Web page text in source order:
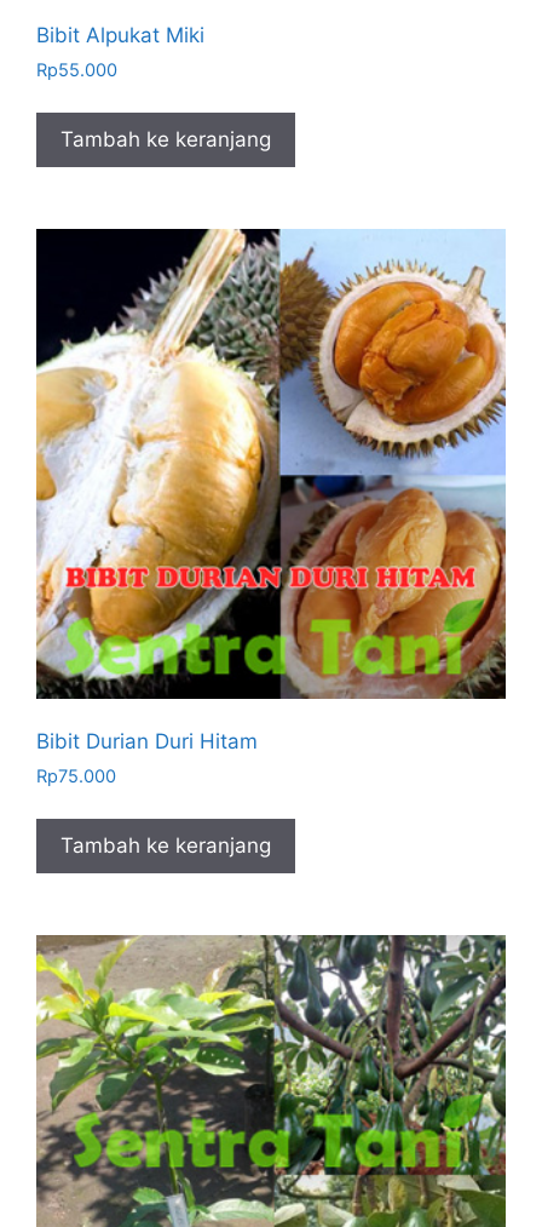
Bibit Alpukat Miki
Rp55.000
Tambah ke keranjang
Bibit Durian Duri Hitam
Rp75.000
Tambah ke keranjang